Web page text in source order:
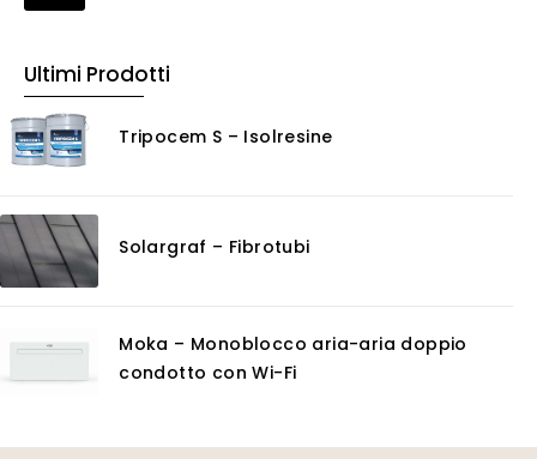
Ultimi Prodotti
Tripocem S – Isolresine
Solargraf – Fibrotubi
Moka – Monoblocco aria-aria doppio
condotto con Wi-Fi